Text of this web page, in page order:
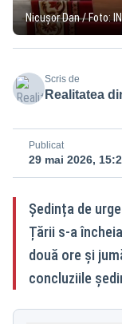
Nicușor Dan / Foto:
Scris de
Realitatea
Publicat
29 mai 2026,
Ședința de
Țării s-a
două ore și
concluziile